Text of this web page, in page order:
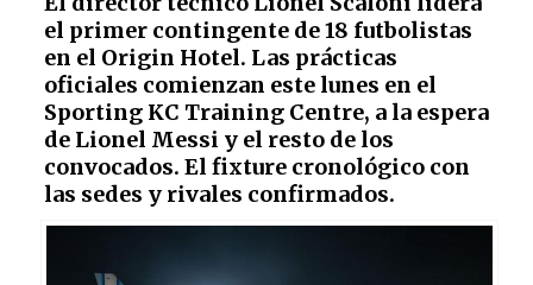
el primer contingente de 18 futbolistas
en el Origin Hotel. Las prácticas
oficiales comienzan este lunes en el
Sporting KC Training Centre, a la espera
de Lionel Messi y el resto de los
convocados. El fixture cronológico con
las sedes y rivales confirmados.